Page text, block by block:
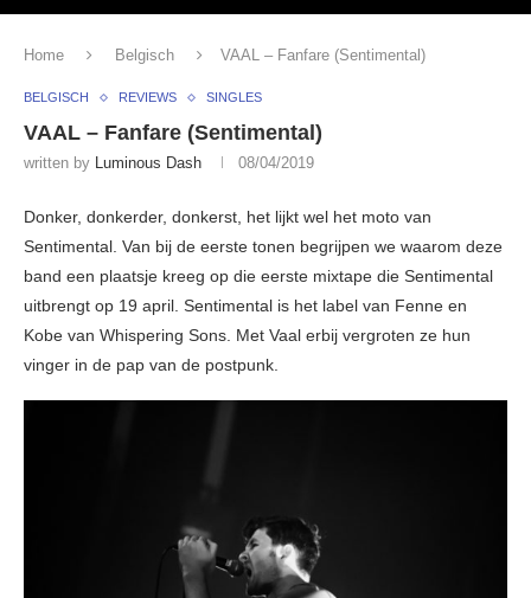
Home Belgisch VAAL – Fanfare (Sentimental)
BELGISCH REVIEWS SINGLES
VAAL – Fanfare (Sentimental)
written by Luminous Dash 08/04/2019
Donker, donkerder, donkerst, het lijkt wel het moto van
Sentimental. Van bij de eerste tonen begrijpen we waarom deze
band een plaatsje kreeg op die eerste mixtape die Sentimental
uitbrengt op 19 april. Sentimental is het label van Fenne en
Kobe van Whispering Sons. Met Vaal erbij vergroten ze hun
vinger in de pap van de postpunk.